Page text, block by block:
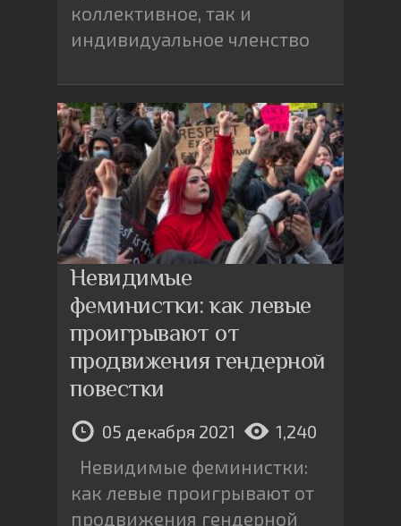
коллективное, так и
индивидуальное членство
Невидимые
феминистки: как левые
проигрывают от
продвижения гендерной
повестки
05 декабря 2021 1,240
Невидимые феминистки:
как левые проигрывают от
продвижения гендерной